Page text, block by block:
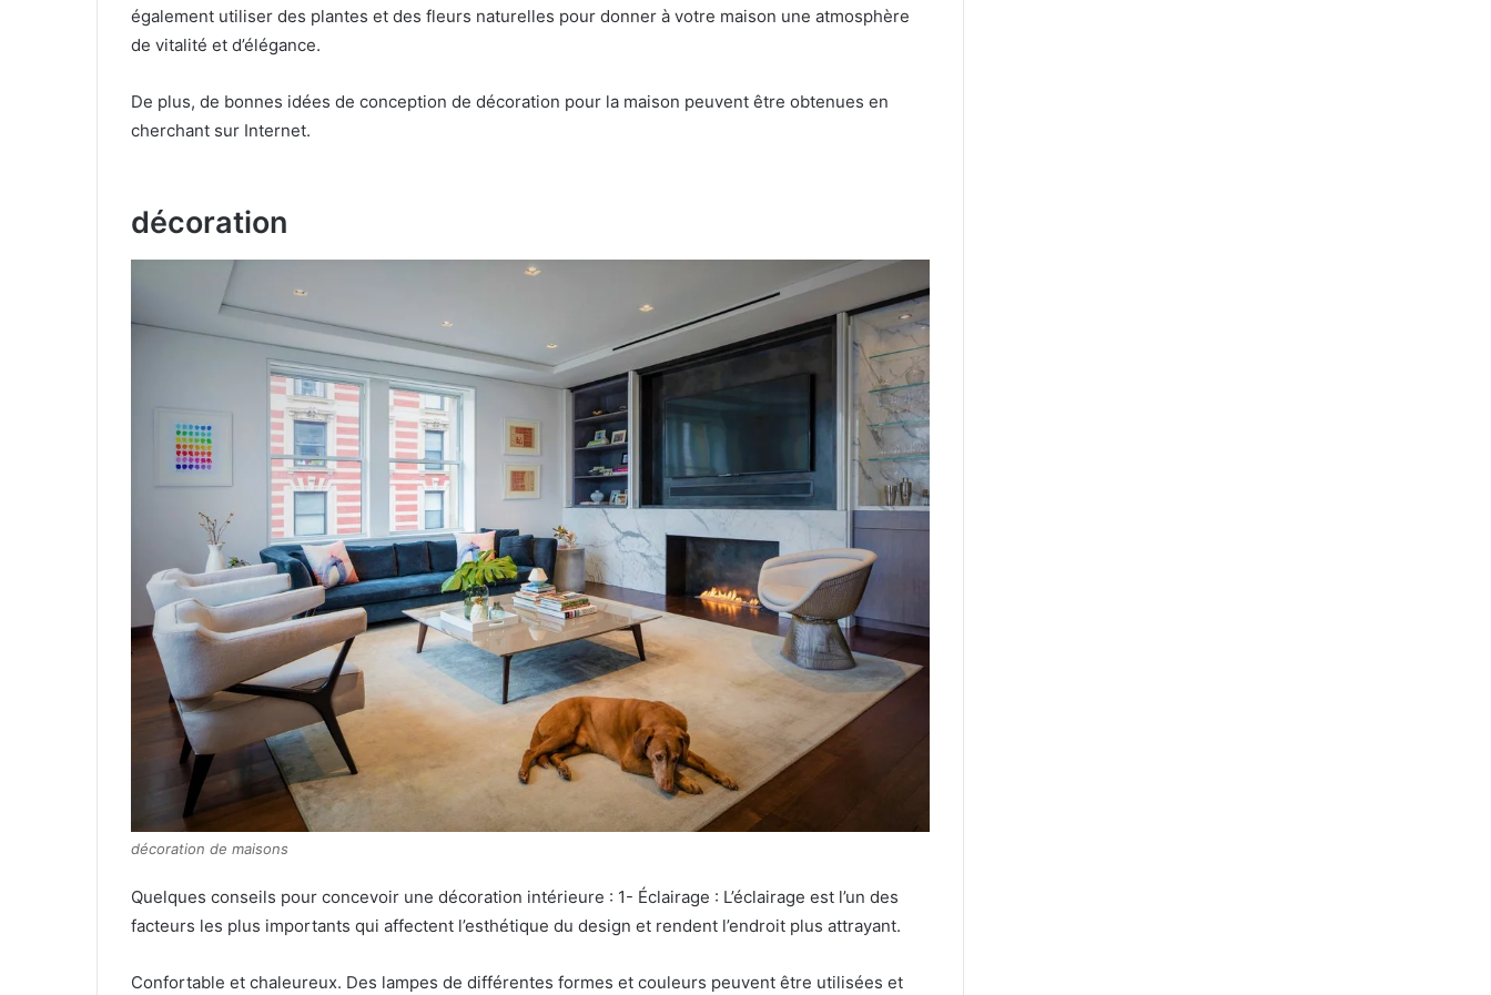
également utiliser des plantes et des fleurs naturelles pour donner à votre maison une atmosphère
de vitalité et d’élégance.
De plus, de bonnes idées de conception de décoration pour la maison peuvent être obtenues en
cherchant sur Internet.
décoration
décoration de maisons
Quelques conseils pour concevoir une décoration intérieure : 1- Éclairage : L’éclairage est l’un des
facteurs les plus importants qui affectent l’esthétique du design et rendent l’endroit plus attrayant.
Confortable et chaleureux. Des lampes de différentes formes et couleurs peuvent être utilisées et